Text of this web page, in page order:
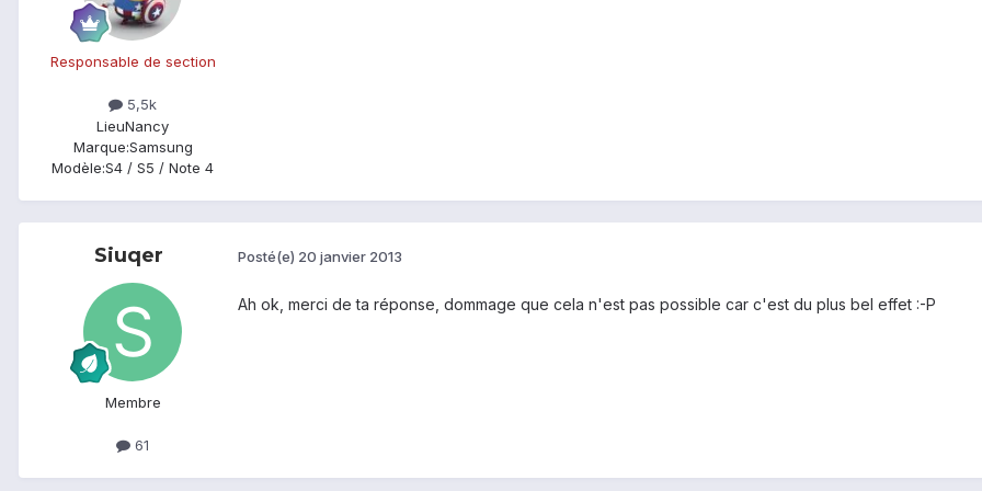
Responsable de section
5,5k
LieuNancy
Marque:Samsung
Modèle:S4 / S5 / Note 4
Siuqer
Membre
61
Posté(e) 20 janvier 2013
Ah ok, merci de ta réponse, dommage que cela n'est pas possible car c'est du plus bel effet :-P